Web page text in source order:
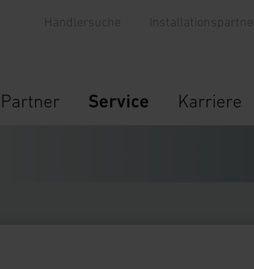
Partner Service Karriere
Händlersuche